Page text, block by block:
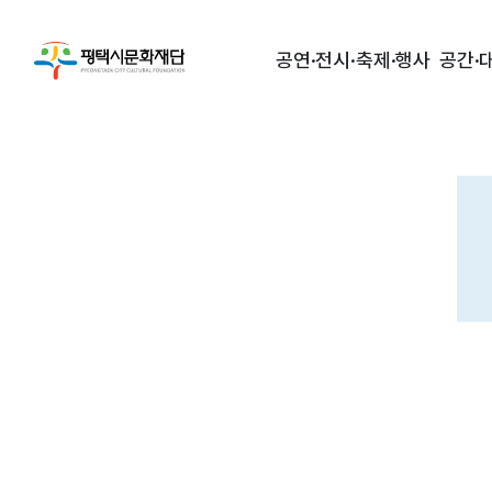
공연·전시·축제·행사 공간·